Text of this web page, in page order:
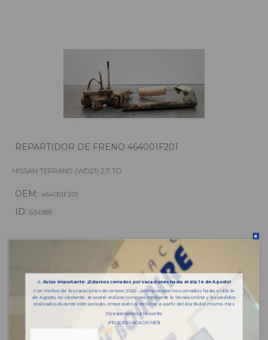
REPARTIDOR DE FRENO 464001F201
NISSAN TERRANO (WD21) 2.7 TD
OEM: 464001F201
ID: 634989
108,90 € IVA inc.
Añadir a la cesta
⚠️Aviso importante: ¡Estamos cerrados por vacaciones hasta el día 14 de Agosto!
Con motivo de las vacaciones de verano 2026 , permaneceremos cerrados hasta el día 14
de Agosto, no obstante, se podrá realizar compras mediante la tienda online y los pedidos
realizados durante este periodo, empezarán a recibirse a partir del día 18 del mismo mes.
Os esperamos a la vuelta
¡FELICES VACACIONES!